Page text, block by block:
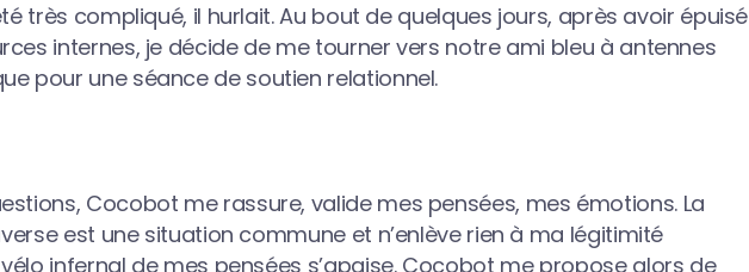
très compliqué, il hurlait. Au bout de quelques jours, après avoir épuisé
internes, je décide de me tourner vers notre ami bleu à antennes
pour une séance de soutien relationnel.
Cocobot me rassure, valide mes pensées, mes émotions. La
est une situation commune et n’enlève rien à ma légitimité
infernal de mes pensées s’apaise. Cocobot me propose alors de